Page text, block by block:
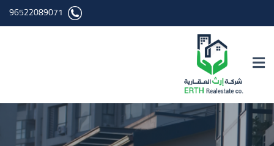
96522089071